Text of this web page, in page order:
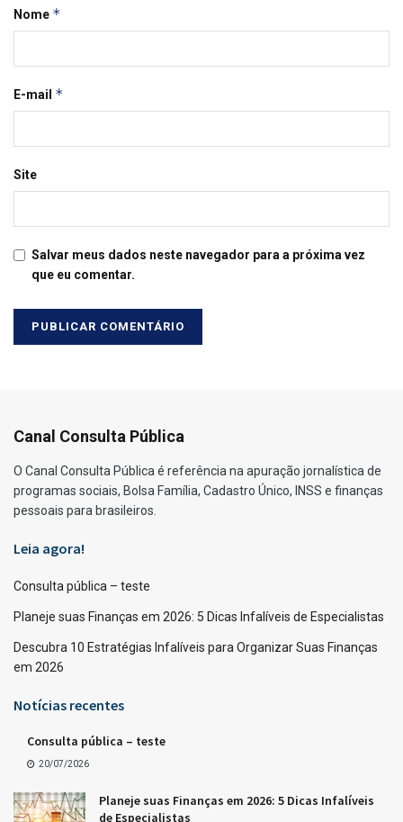
Nome *
E-mail *
Site
Salvar meus dados neste navegador para a próxima vez
que eu comentar.
Canal Consulta Pública
O Canal Consulta Pública é referência na apuração jornalística de
programas sociais, Bolsa Família, Cadastro Único, INSS e finanças
pessoais para brasileiros.
Leia agora!
Consulta pública – teste
Planeje suas Finanças em 2026: 5 Dicas Infalíveis de Especialistas
Descubra 10 Estratégias Infalíveis para Organizar Suas Finanças
em 2026
Notícias recentes
Consulta pública – teste
20/07/2026
Planeje suas Finanças em 2026: 5 Dicas Infalíveis
de Especialistas